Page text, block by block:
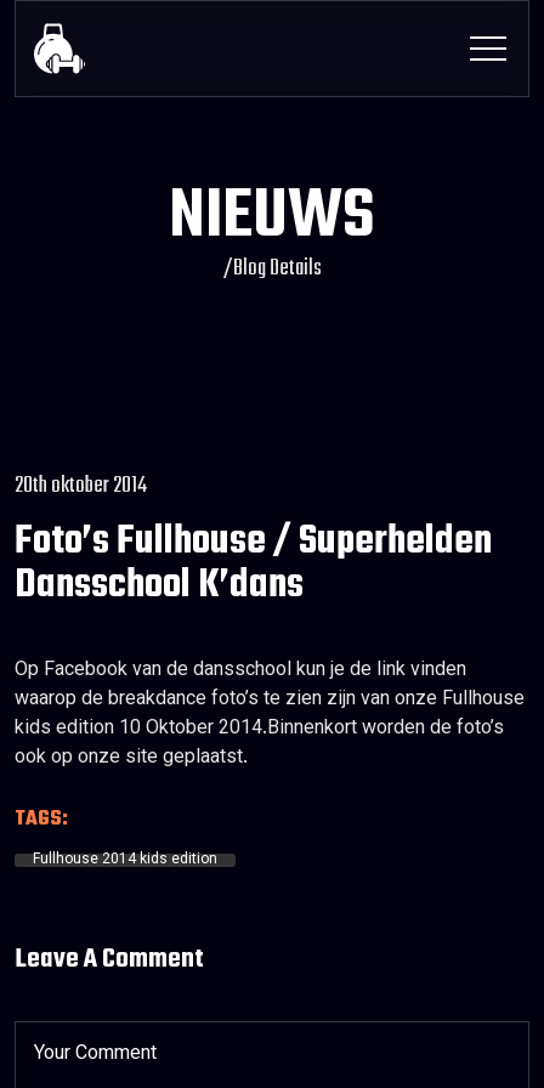
NIEUWS
/Blog Details
20th oktober 2014
Foto’s Fullhouse / Superhelden
Dansschool K’dans
Op Facebook van de dansschool kun je de link vinden
waarop de breakdance foto’s te zien zijn van onze Fullhouse
kids edition 10 Oktober 2014.Binnenkort worden de foto’s
ook op onze site geplaatst.
TAGS:
Fullhouse 2014 kids edition
Leave A Comment